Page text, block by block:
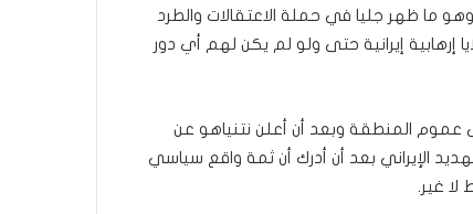
ما ظهر جليا في حملة الاعتقالات والطرد
إرهابية إيرانية حتى ولو لم يكن لهم أي دور
عموم المنطقة وبعد أن أعلن نتنياهو عن
الإيراني بعد أن أدرك أن ثمة واقع سياسي
غير.